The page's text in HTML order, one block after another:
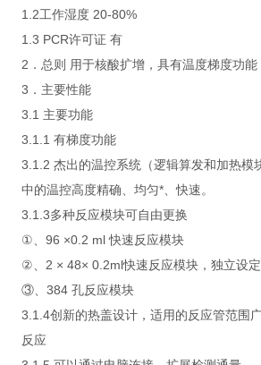
1.2工作湿度 20-80%
1.3 PCR许可证 有
2．总则 用于核酸扩增，具有温度梯度功能
3．主要性能
3.1 主要功能
3.1.1 有梯度功能
3.1.2 杰出的温控系统（逻辑算发和加热模
中的温控高度精确、均匀*、快速。
3.1.3多种反应模块可自由更换
①、96 ×0.2 ml 快速反应模块
②、2 × 48× 0.2ml快速反应模块，独立设
③、384 孔反应模块
3.1.4创新的热盖设计，适用的反应管范围
反应